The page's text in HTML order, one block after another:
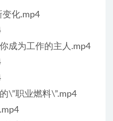
变化.mp4
成为工作的主人.mp4
\”职业燃料\”.mp4